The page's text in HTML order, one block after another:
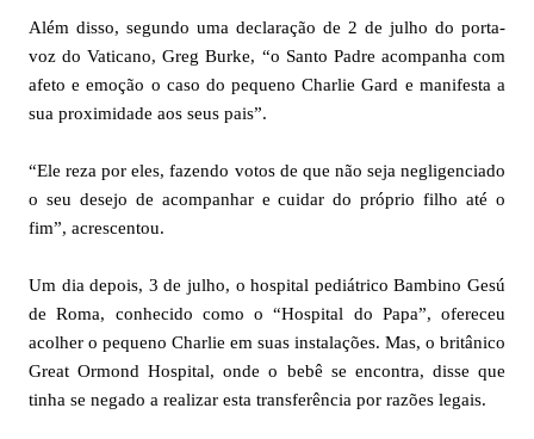
Além disso, segundo uma declaração de 2 de julho do porta-
voz do Vaticano, Greg Burke, “o Santo Padre acompanha com
afeto e emoção o caso do pequeno Charlie Gard e manifesta a
sua proximidade aos seus pais”.
“Ele reza por eles, fazendo votos de que não seja negligenciado
o seu desejo de acompanhar e cuidar do próprio filho até o
fim”, acrescentou.
Um dia depois, 3 de julho, o hospital pediátrico Bambino Gesú
de Roma, conhecido como o “Hospital do Papa”, ofereceu
acolher o pequeno Charlie em suas instalações. Mas, o britânico
Great Ormond Hospital, onde o bebê se encontra, disse que
tinha se negado a realizar esta transferência por razões legais.